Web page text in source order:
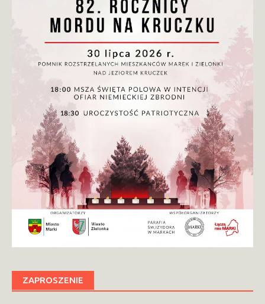
ZAPROSZENIE